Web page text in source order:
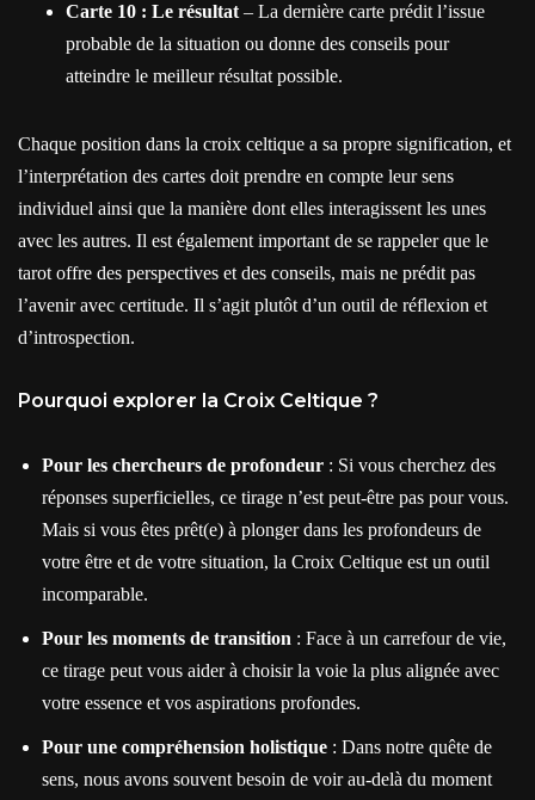
Carte 10 : Le résultat – La dernière carte prédit l’issue
probable de la situation ou donne des conseils pour
atteindre le meilleur résultat possible.
Chaque position dans la croix celtique a sa propre signification, et
l’interprétation des cartes doit prendre en compte leur sens
individuel ainsi que la manière dont elles interagissent les unes
avec les autres. Il est également important de se rappeler que le
tarot offre des perspectives et des conseils, mais ne prédit pas
l’avenir avec certitude. Il s’agit plutôt d’un outil de réflexion et
d’introspection.
Pourquoi explorer la Croix Celtique ?
Pour les chercheurs de profondeur : Si vous cherchez des
réponses superficielles, ce tirage n’est peut-être pas pour vous.
Mais si vous êtes prêt(e) à plonger dans les profondeurs de
votre être et de votre situation, la Croix Celtique est un outil
incomparable.
Pour les moments de transition : Face à un carrefour de vie,
ce tirage peut vous aider à choisir la voie la plus alignée avec
votre essence et vos aspirations profondes.
Pour une compréhension holistique : Dans notre quête de
sens, nous avons souvent besoin de voir au-delà du moment